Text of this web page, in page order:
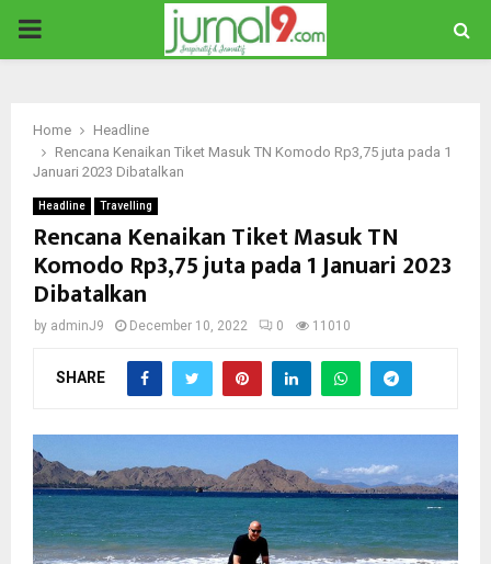
PRIMARY
Home
Headline
Rencana Kenaikan Tiket Masuk TN Komodo Rp3,75 juta pada 1
Januari 2023 Dibatalkan
Headline Travelling
Rencana Kenaikan Tiket Masuk TN
Komodo Rp3,75 juta pada 1 Januari 2023
Dibatalkan
by adminJ9 December 10, 2022 0 11010
SHARE